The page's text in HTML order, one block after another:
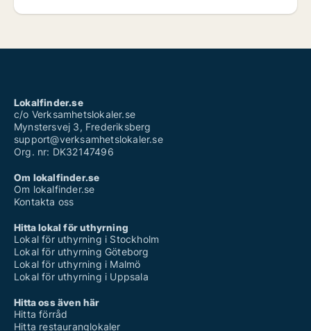
Lokalfinder.se
c/o Verksamhetslokaler.se
Mynstersvej 3, Frederiksberg
support@verksamhetslokaler.se
Org. nr: DK32147496
Om lokalfinder.se
Om lokalfinder.se
Kontakta oss
Hitta lokal för uthyrning
Lokal för uthyrning i Stockholm
Lokal för uthyrning Göteborg
Lokal för uthyrning i Malmö
Lokal för uthyrning i Uppsala
Hitta oss även här
Hitta förråd
Hitta restauranglokaler